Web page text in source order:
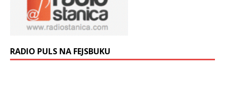
RADIO PULS NA FEJSBUKU